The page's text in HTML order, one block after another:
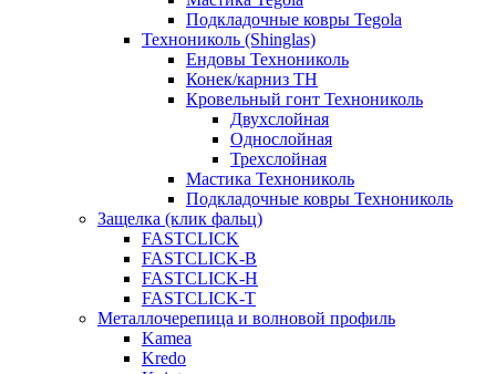
Подкладочные ковры Tegola
Технониколь (Shinglas)
Ендовы Технониколь
Конек/карниз ТН
Кровельный гонт Технониколь
Двухслойная
Однослойная
Трехслойная
Мастика Технониколь
Подкладочные ковры Технониколь
Защелка (клик фальц)
FASTCLICK
FASTCLICK-B
FASTCLICK-H
FASTCLICK-T
Металлочерепица и волновой профиль
Kamea
Kredo